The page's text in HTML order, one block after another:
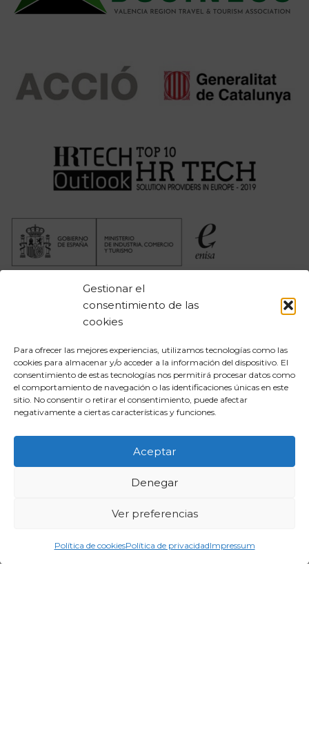
Gestionar el
consentimiento de las
cookies
Para ofrecer las mejores experiencias, utilizamos tecnologías como las
cookies para almacenar y/o acceder a la información del dispositivo. El
consentimiento de estas tecnologías nos permitirá procesar datos como
el comportamiento de navegación o las identificaciones únicas en este
sitio. No consentir o retirar el consentimiento, puede afectar
negativamente a ciertas características y funciones.
Aceptar
Denegar
Ver preferencias
Política de cookiesPolítica de privacidadImpressum